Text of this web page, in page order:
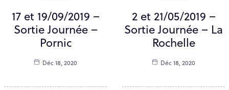
17 et 19/09/2019 –
Sortie Journée –
Pornic
Déc 18, 2020
2 et 21/05/2019 –
Sortie Journée – La
Rochelle
Déc 18, 2020